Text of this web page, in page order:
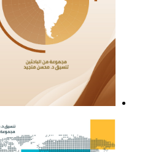
التقرير السياسي لأمريكا